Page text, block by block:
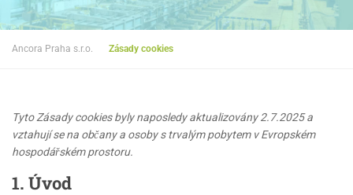
Ancora Praha s.r.o. Zásady cookies
Tyto Zásady cookies byly naposledy aktualizovány 2.7.2025 a
vztahují se na občany a osoby s trvalým pobytem v Evropském
hospodářském prostoru.
1. Úvod